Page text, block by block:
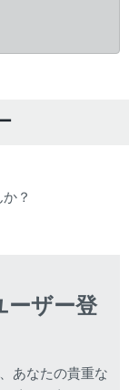
？
ーザー登
あなたの貴重な